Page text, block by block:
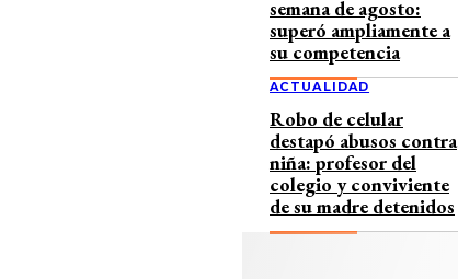
semana de agosto:
superó ampliamente a
su competencia
ACTUALIDAD
Robo de celular
destapó abusos contra
niña: profesor del
colegio y conviviente
de su madre detenidos